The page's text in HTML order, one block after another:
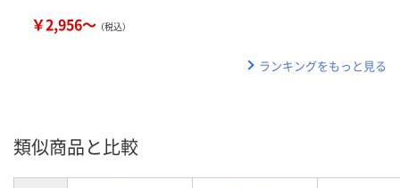
￥2,956～ （税込）
ランキングをもっと見る
類似商品と比較